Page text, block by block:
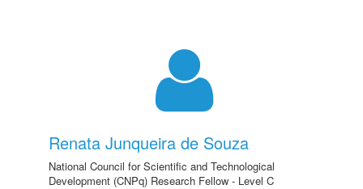
Renata Junqueira de Souza
National Council for Scientific and Technological
Development (CNPq) Research Fellow - Level C